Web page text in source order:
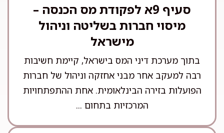
סעיף 9א לפקודת מס הכנסה –
מיסוי חברות בשליטה וניהול
מישראל
בתוך מערכת דיני המס בישראל, קיימת חשיבות
רבה למעקב אחר מבני אחזקה וניהול של חברות
הפועלות בזירה הבינלאומית. אחת ההתפתחויות
המרכזיות בתחום ...